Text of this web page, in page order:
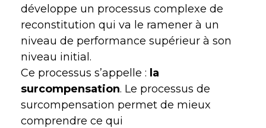
développe un processus complexe de
reconstitution qui va le ramener à un
niveau de performance supérieur à son
niveau initial.
Ce processus s’appelle : la
surcompensation. Le processus de
surcompensation permet de mieux
comprendre ce qui